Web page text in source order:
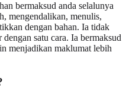
bermaksud anda selalunya
mengendalikan, menulis,
dengan bahan. Ia tidak
satu cara. Ia bermaksud
menjadikan maklumat lebih